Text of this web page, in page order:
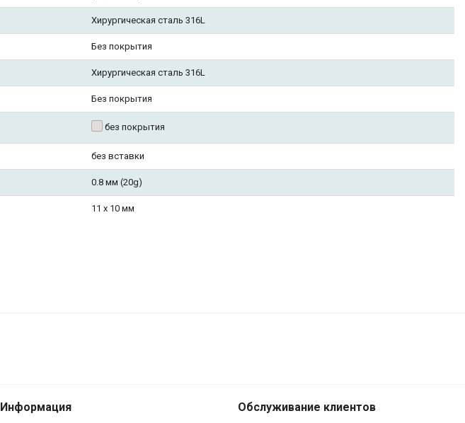
Хирургическая сталь 316L
Без покрытия
Хирургическая сталь 316L
Без покрытия
без покрытия
без вставки
0.8 мм (20g)
11 х 10 мм
Информация Обслуживание клиентов